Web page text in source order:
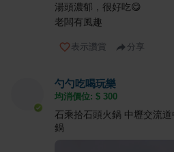
湯頭濃郁，很好吃😋
老闆有風趣
表示讚賞 分享
勺勺吃喝玩樂
均消價位: $ 300
石乘拾石頭火鍋 中壢交流
鍋